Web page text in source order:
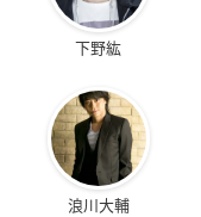
下野紘
浪川大輔